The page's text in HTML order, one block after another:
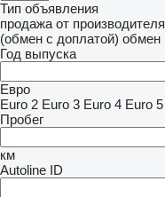
Тип объявления
продажа от производителя
(обмен с доплатой) обмен
Год выпуска
Евро
Euro 2 Euro 3 Euro 4 Euro 5
Пробег
км
Autoline ID